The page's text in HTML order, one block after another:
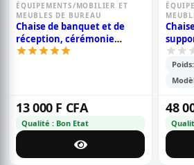
ÉQUIPEMENTS/MOBILIER ET
MEUBLES DE BUREAU
Chaise de banquet et de
réception, cérémonie
herman bleu
13 000 F CFA
Qualité : Bon Etat
48